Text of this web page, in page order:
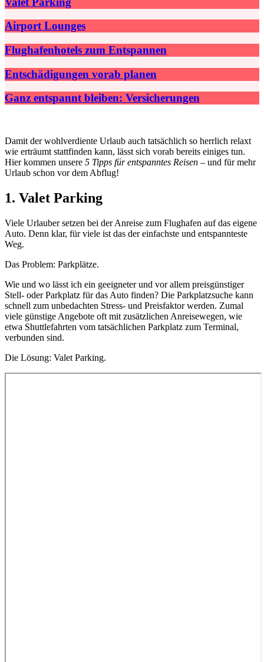
Airport Lounges
Flughafenhotels zum Entspannen
Entschädigungen vorab planen
Ganz entspannt bleiben: Versicherungen
Damit der wohlverdiente Urlaub auch tatsächlich so herrlich relaxt
wie erträumt stattfinden kann, lässt sich vorab bereits einiges tun.
Hier kommen unsere 5 Tipps für entspanntes Reisen – und für mehr
Urlaub schon vor dem Abflug!
1. Valet Parking
Viele Urlauber setzen bei der Anreise zum Flughafen auf das eigene
Auto. Denn klar, für viele ist das der einfachste und entspannteste
Weg.
Das Problem: Parkplätze.
Wie und wo lässt ich ein geeigneter und vor allem preisgünstiger
Stell- oder Parkplatz für das Auto finden? Die Parkplatzsuche kann
schnell zum unbedachten Stress- und Preisfaktor werden. Zumal
viele günstige Angebote oft mit zusätzlichen Anreisewegen, wie
etwa Shuttlefahrten vom tatsächlichen Parkplatz zum Terminal,
verbunden sind.
Die Lösung: Valet Parking.